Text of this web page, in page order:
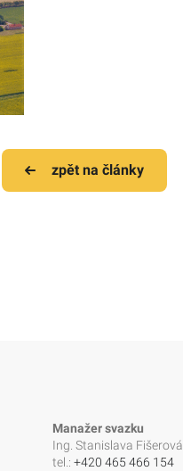
zpět na články
Manažer svazku
Ing. Stanislava Fišerová
tel.:+420 465 466 154